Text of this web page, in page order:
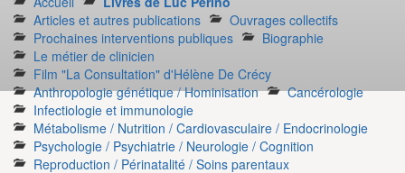
Articles et autres publications
Ouvrages collectifs
Prochaines interventions publiques
Biographie
Le métier de clinicien
Film "La Consultation" d'Hélène De Crécy
Anthropologie génétique / Hominisation
Cancérologie
Infectiologie et immunologie
Métabolisme / Nutrition / Cardiovasculaire / Endocrinologie
Psychologie / Psychiatrie / Neurologie / Cognition
Reproduction / Périnatalité / Soins parentaux